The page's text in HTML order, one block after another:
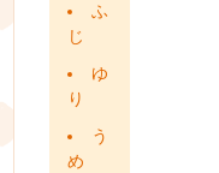
ふ
じ
ゆ
り
う
め